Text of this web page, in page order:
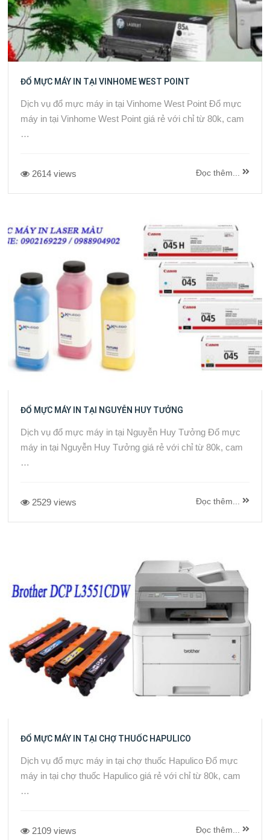
ĐỔ MỰC MÁY IN TẠI VINHOME WEST POINT
Dịch vụ đổ mực máy in tại Vinhome West Point Đổ mực
máy in tại Vinhome West Point giá rẻ với chỉ từ 80k, cam
…
2614 views Đọc thêm...
ĐỔ MỰC MÁY IN TẠI NGUYỄN HUY TƯỞNG
Dịch vụ đổ mực máy in tại Nguyễn Huy Tưởng Đổ mực
máy in tại Nguyễn Huy Tưởng giá rẻ với chỉ từ 80k, cam
…
2529 views Đọc thêm...
ĐỔ MỰC MÁY IN TẠI CHỢ THUỐC HAPULICO
Dịch vụ đổ mực máy in tại chợ thuốc Hapulico Đổ mực
máy in tại chợ thuốc Hapulico giá rẻ với chỉ từ 80k, cam
…
2109 views Đọc thêm...